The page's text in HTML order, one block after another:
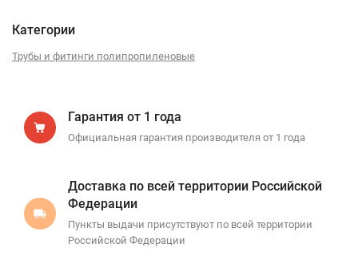
Категории
Трубы и фитинги полипропиленовые
Гарантия от 1 года
Официальная гарантия производителя от 1 года
Доставка по всей территории Российской
Федерации
Пункты выдачи присутствуют по всей территории
Российской Федерации